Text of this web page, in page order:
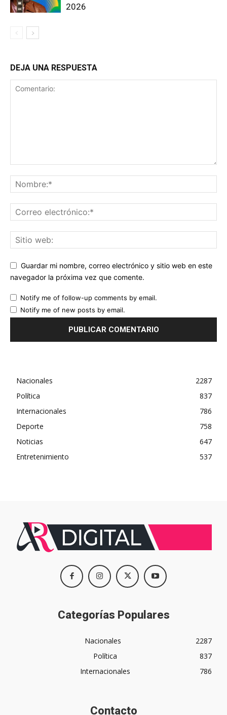
2026
DEJA UNA RESPUESTA
Guardar mi nombre, correo electrónico y sitio web en este
navegador la próxima vez que comente.
Notify me of follow-up comments by email.
Notify me of new posts by email.
Nacionales
2287
Política
837
Internacionales
786
Deporte
758
Noticias
647
Entretenimiento
537
Categorías Populares
Nacionales
2287
Política
837
Internacionales
786
Contacto